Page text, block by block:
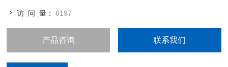
访 问 量：6197
产品咨询 联系我们